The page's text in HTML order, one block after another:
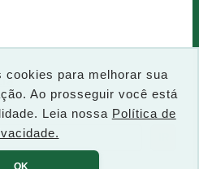
cookies para melhorar sua
Ao prosseguir você está
Leia nossa Política de
OK
P
e